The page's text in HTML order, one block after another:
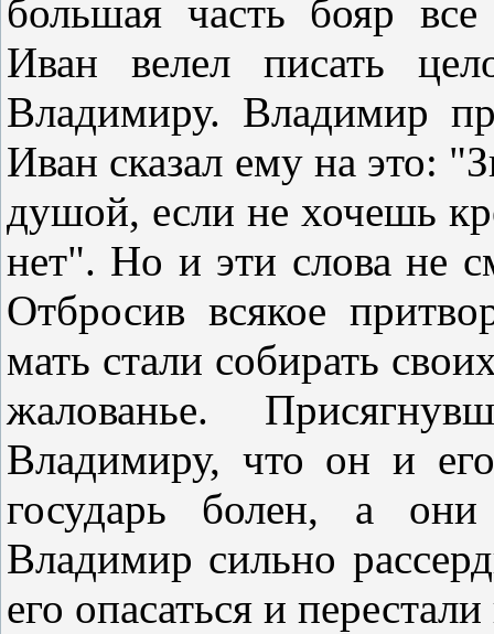
большая часть бояр
Иван велел писать
Владимиру. Владимир
Иван сказал ему на это:
душой, если не хочешь
нет". Но и эти слова не
Отбросив всякое
мать стали собирать
жалованье.
Владимиру, что он и
государь болен, а
Владимир сильно
его опасаться и